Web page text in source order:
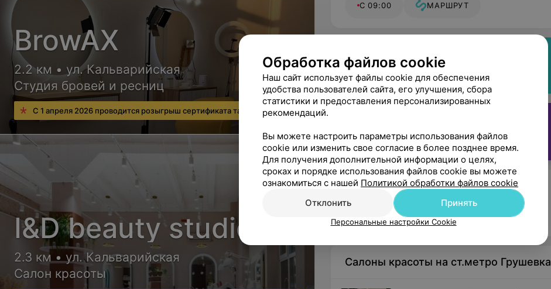
С 09:00 МАРШРУТ
Вы владелец?
Нашли ошибку?
Козловская Мария Дмитриевна
УНП: АЕ5633955
На правах рекламы
Салоны красоты на ст.метро Грушевка
BrowAX
2.2 км • ул. Кальварийская
Студия бровей и ресниц
С 1 апреля 2026 проводится розыгрыш сертификата тай-спа Баунти
I&D beauty studio
2.3 км • ул. Кальварийская
Салон красоты
Обработка файлов cookie
Наш сайт использует файлы cookie для обеспечения
удобства пользователей сайта, его улучшения, сбора
статистики и предоставления персонализированных
рекомендаций.
Вы можете настроить параметры использования файлов
cookie или изменить свое согласие в более позднее время.
Для получения дополнительной информации о целях,
сроках и порядке использования файлов cookie вы можете
ознакомиться с нашей Политикой обработки файлов cookie
Отклонить
Принять
Персональные настройки Cookie